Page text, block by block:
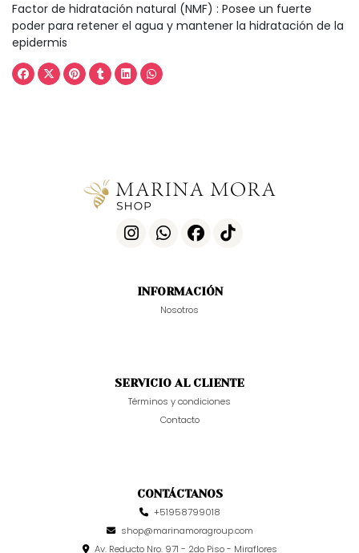
Factor de hidratación natural (NMF) : Posee un fuerte
poder para retener el agua y mantener la hidratación de la
epidermis
INFORMACIÓN
Nosotros
SERVICIO AL CLIENTE
Términos y condiciones
Contacto
CONTÁCTANOS
+51958799018
shop@marinamoragroup.com
Av. Reducto Nro. 971 - 2do Piso - Miraflores